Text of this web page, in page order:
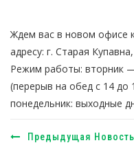
Ждем вас в новом офисе
адресу: г. Старая
Режим работы: вторник
(перерыв на обед с 14 до
понедельник: выходные
Предыдущая Новость